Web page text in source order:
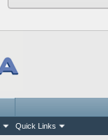
Quick Links